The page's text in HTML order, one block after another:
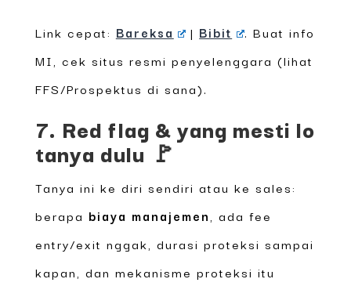
Link cepat: Bareksa | Bibit
. Buat info
MI, cek situs resmi penyelenggara (lihat
FFS/Prospektus di sana).
7. Red flag & yang mesti lo
tanya dulu 🚩
Tanya ini ke diri sendiri atau ke sales:
berapa biaya manajemen , ada fee
entry/exit nggak, durasi proteksi sampai
kapan, dan mekanisme proteksi itu